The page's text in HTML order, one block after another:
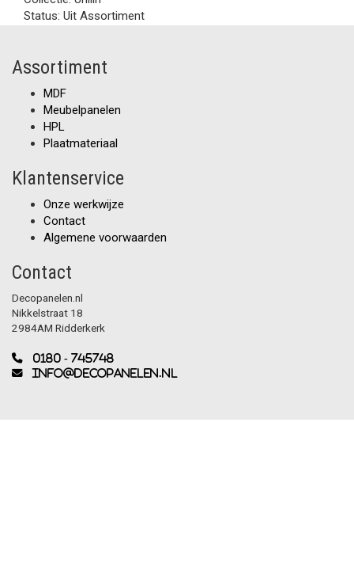
Status: Uit Assortiment
Assortiment
MDF
Meubelpanelen
HPL
Plaatmateriaal
Klantenservice
Onze werkwijze
Contact
Algemene voorwaarden
Contact
Decopanelen.nl
Nikkelstraat 18
2984AM Ridderkerk
0180 - 745748
info@decopanelen.nl